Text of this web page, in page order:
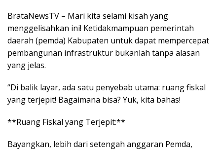
b
o
o
k
s
A
p
p
e
BrataNewsTV – Mari kita selami kisah yang
menggelisahkan ini! Ketidakmampuan pemerintah
daerah (pemda) Kabupaten untuk dapat mempercepat
pembangunan infrastruktur bukanlah tanpa alasan
yang jelas.
“Di balik layar, ada satu penyebab utama: ruang fiskal
yang terjepit! Bagaimana bisa? Yuk, kita bahas!
**Ruang Fiskal yang Terjepit:**
Bayangkan, lebih dari setengah anggaran Pemda,